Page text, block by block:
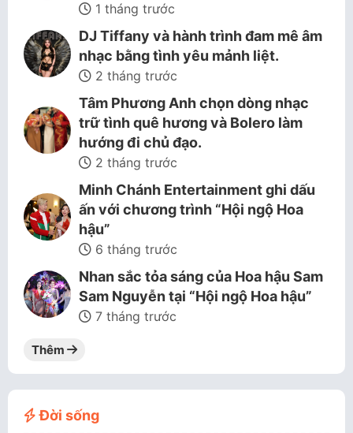
1 tháng trước
DJ Tiffany và hành trình đam mê âm
nhạc bằng tình yêu mảnh liệt.
2 tháng trước
Tâm Phương Anh chọn dòng nhạc
trữ tình quê hương và Bolero làm
hướng đi chủ đạo.
2 tháng trước
Minh Chánh Entertainment ghi dấu
ấn với chương trình “Hội ngộ Hoa
hậu”
6 tháng trước
Nhan sắc tỏa sáng của Hoa hậu Sam
Sam Nguyễn tại “Hội ngộ Hoa hậu”
7 tháng trước
Thêm
Đời sống